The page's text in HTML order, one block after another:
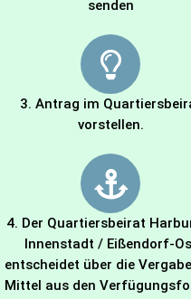
senden
3. Antrag im
vorstellen.
4. Der Quartiersbeirat
Innenstadt / Eißendorf-
entscheidet über die
Mittel aus den